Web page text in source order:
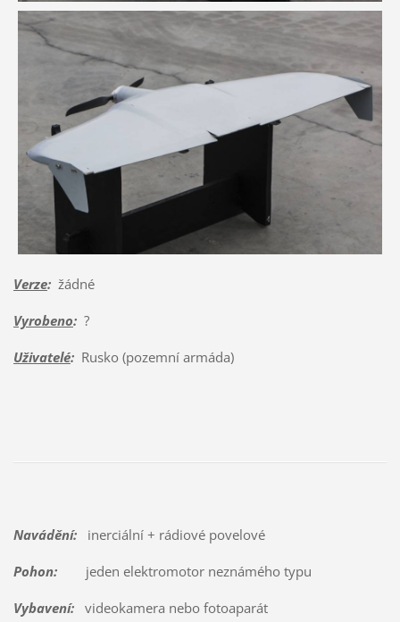
Verze:žádné
Vyrobeno:?
Uživatelé:Rusko (pozemní armáda)
Navádění:inerciální + rádiové povelové
Pohon:jeden elektromotor neznámého typu
Vybavení:videokamera nebo fotoaparát